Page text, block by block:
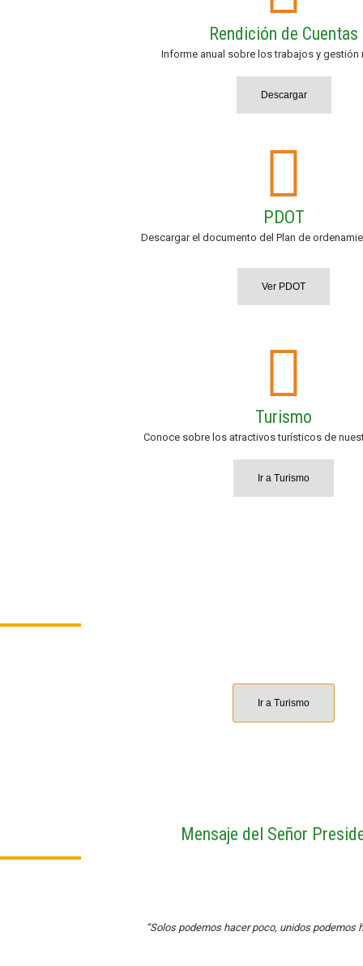
Rendición de Cuentas
Informe anual sobre los trabajos y gestión
Descargar
PDOT
Descargar el documento del Plan de
Ver PDOT
Turismo
Conoce sobre los atractivos turísticos de
Ir a Turismo
Ir a Turismo
Mensaje del Señor
“Solos podemos hacer poco, unidos podemos